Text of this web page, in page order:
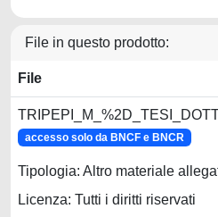
File in questo prodotto:
File
accesso solo da BNCF e BNCR
Tipologia: Altro materiale
Licenza: Tutti i diritti riservati